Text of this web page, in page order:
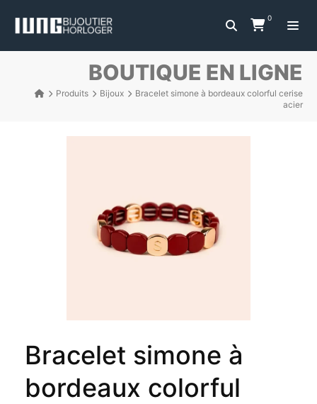
0
BOUTIQUE EN LIGNE
Produits Bijoux
Bracelet simone à bordeaux colorful cerise
acier
Bracelet simone à
bordeaux colorful